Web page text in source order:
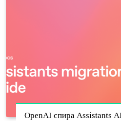
OpenAI спира Assistants